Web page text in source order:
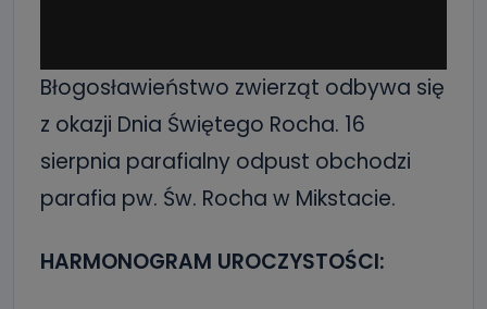
Błogosławieństwo zwierząt odbywa się
z okazji Dnia Świętego Rocha. 16
sierpnia parafialny odpust obchodzi
parafia pw. Św. Rocha w Mikstacie.
HARMONOGRAM UROCZYSTOŚCI: